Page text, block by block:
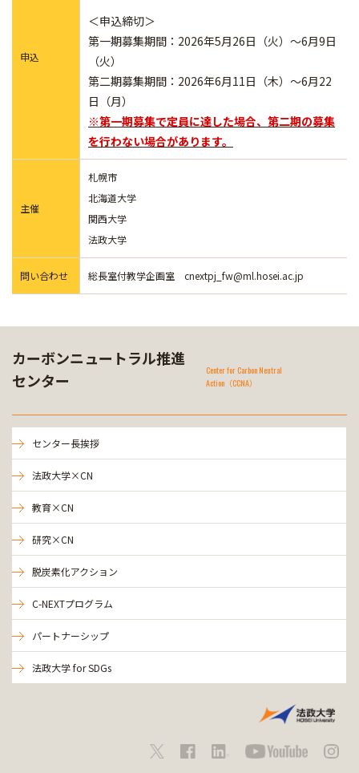
申込
＜申込締切＞
第一期募集期間：2026年5月26日（火）～6月9日
（火）
第二期募集期間：2026年6月11日（木）～6月22
日（月）
※第一期募集で定員に達した場合、第二期の募集
を行わない場合があります。
主催
札幌市
北海道大学
関西大学
法政大学
問い合わせ 総長室付教学企画室 cnextpj_fw@ml.hosei.ac.jp
カーボンニュートラル推進
センター
Center for Carbon Neutral
Action（CCNA）
センター長挨拶
法政大学×CN
教育×CN
研究×CN
脱炭素化アクション
C-NEXTプログラム
パートナーシップ
法政大学 for SDGs